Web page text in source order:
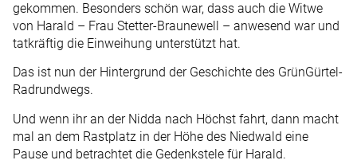
gekommen. Besonders schön war, dass auch die Witwe
von Harald – Frau Stetter-Braunewell – anwesend war und
tatkräftig die Einweihung unterstützt hat.
Das ist nun der Hintergrund der Geschichte des GrünGürtel-
Radrundwegs.
Und wenn ihr an der Nidda nach Höchst fahrt, dann macht
mal an dem Rastplatz in der Höhe des Niedwald eine
Pause und betrachtet die Gedenkstele für Harald.